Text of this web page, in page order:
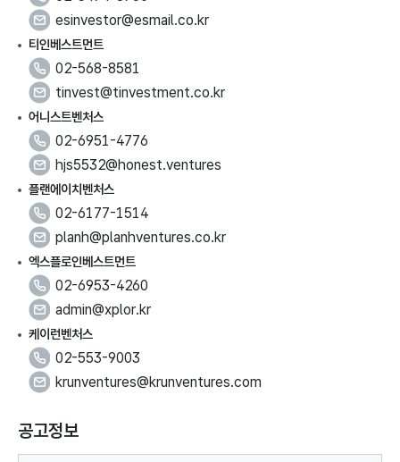
의
호
이
메
esinvestor@esmail.co.kr
티인베스트먼트
문
의
호
02-568-8581
이
메
tinvest@tinvestment.co.kr
어니스트벤처스
문
의
번
호
02-6951-4776
이
메
hjs5532@honest.ventures
플랜에이치벤처스
문
의
번
호
02-6177-1514
이
메
planh@planhventures.co.kr
엑스플로인베스트먼트
문
의
호
02-6953-4260
이
메
admin@xplor.kr
케이런벤처스
문
의
02-553-9003
이
일
krunventures@krunventures.com
공고정보